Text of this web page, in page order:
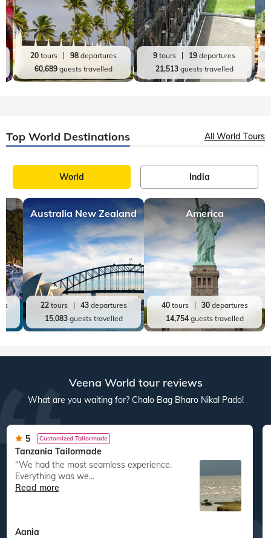
20tours 98departures
60,689guests travelled
9 tours 19 departures
21,513guests travelled
Top World Destinations All World Tours
World India
Australia New Zealand
22tours 43departures
15,083guests travelled
America
40tours 30departures
14,754guests travelled
Veena World tour reviews
What are you waiting for? Chalo Bag Bharo Nikal Pado!
5 Customized Tailormade
Tanzania Tailormade
"We had the most seamless experience.
Everything was we...
Read more
Aania